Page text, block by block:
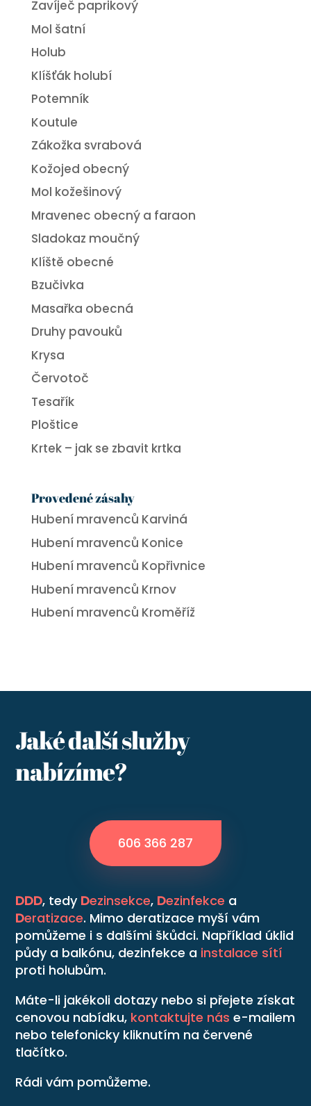
Zavíječ paprikový
Mol šatní
Holub
Klíšťák holubí
Potemník
Koutule
Zákožka svrabová
Kožojed obecný
Mol kožešinový
Mravenec obecný a faraon
Sladokaz moučný
Klíště obecné
Bzučivka
Masařka obecná
Druhy pavouků
Krysa
Červotoč
Tesařík
Ploštice
Krtek – jak se zbavit krtka
Provedené zásahy
Hubení mravenců Karviná
Hubení mravenců Konice
Hubení mravenců Kopřivnice
Hubení mravenců Krnov
Hubení mravenců Kroměříž
Jaké další služby
nabízíme?
606 366 287
DDD, tedy Dezinsekce, Dezinfekce a
Deratizace. Mimo deratizace myší vám
pomůžeme i s dalšími škůdci. Například úklid
půdy a balkónu, dezinfekce a instalace sítí
proti holubům.
Máte-li jakékoli dotazy nebo si přejete získat
cenovou nabídku, kontaktujte nás e-mailem
nebo telefonicky kliknutím na červené
tlačítko.
Rádi vám pomůžeme.